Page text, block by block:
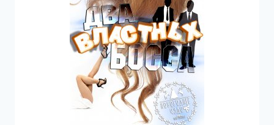
ЗАХАРОВА